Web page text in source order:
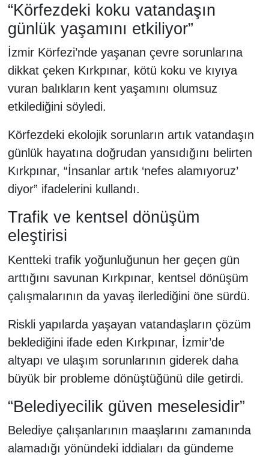
“Körfezdeki koku vatandaşın
günlük yaşamını etkiliyor”
İzmir Körfezi’nde yaşanan çevre sorunlarına
dikkat çeken Kırkpınar, kötü koku ve kıyıya
vuran balıkların kent yaşamını olumsuz
etkilediğini söyledi.
Körfezdeki ekolojik sorunların artık vatandaşın
günlük hayatına doğrudan yansıdığını belirten
Kırkpınar, “İnsanlar artık ‘nefes alamıyoruz’
diyor” ifadelerini kullandı.
Trafik ve kentsel dönüşüm
eleştirisi
Kentteki trafik yoğunluğunun her geçen gün
arttığını savunan Kırkpınar, kentsel dönüşüm
çalışmalarının da yavaş ilerlediğini öne sürdü.
Riskli yapılarda yaşayan vatandaşların çözüm
beklediğini ifade eden Kırkpınar, İzmir’de
altyapı ve ulaşım sorunlarının giderek daha
büyük bir probleme dönüştüğünü dile getirdi.
“Belediyecilik güven meselesidir”
Belediye çalışanlarının maaşlarını zamanında
alamadığı yönündeki iddiaları da gündeme